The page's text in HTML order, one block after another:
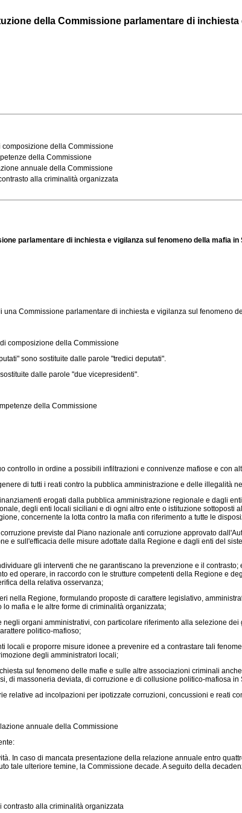
della Commissione parlamentare di
della Commissione
della Commissione
annuale della Commissione
alla criminalità organizzata
parlamentare di inchiesta e vigilanza sul fenomeno della mafia
una Commissione parlamentare di inchiesta e vigilanza sul fenomeno
composizione della Commissione
sono sostituite dalle parole "tredici deputati".
dalle parole "due vicepresidenti".
della Commissione
in ordine a possibili infiltrazioni e connivenze mafiose e con
di tutti i reati contro la pubblica amministrazione e delle illegalità
erogati dalla pubblica amministrazione regionale e dagli
degli enti locali siciliani e di ogni altro ente o istituzione sottoposti
concernente la lotta contro la mafia con riferimento a tutte le
previste dal Piano nazionale anti corruzione approvato
e sull'efficacia delle misure adottate dalla Regione e dagli enti del
gli interventi che ne garantiscano la prevenzione e il
ed operare, in raccordo con le strutture competenti della Regione e
della relativa osservanza;
nella Regione, formulando proposte di carattere legislativo,
mafia e le altre forme di criminalità organizzata;
organi amministrativi, con particolare riferimento alla selezione
politico-mafioso;
e proporre misure idonee a prevenire ed a contrastare tali
degli amministratori locali;
sul fenomeno delle mafie e sulle altre associazioni criminali
di massoneria deviata, di corruzione e di collusione politico-mafiosa in
ad incolpazioni per ipotizzate corruzioni, concussioni e reati
annuale della Commissione
In caso di mancata presentazione della relazione annuale entro
tale ulteriore temine, la Commissione decade. A seguito della
contrasto alla criminalità organizzata